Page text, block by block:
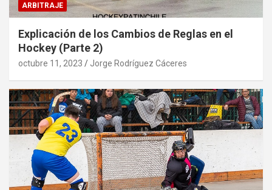
ARBITRAJE
Explicación de los Cambios de Reglas en el
Hockey (Parte 2)
octubre 11, 2023 Jorge Rodríguez Cáceres